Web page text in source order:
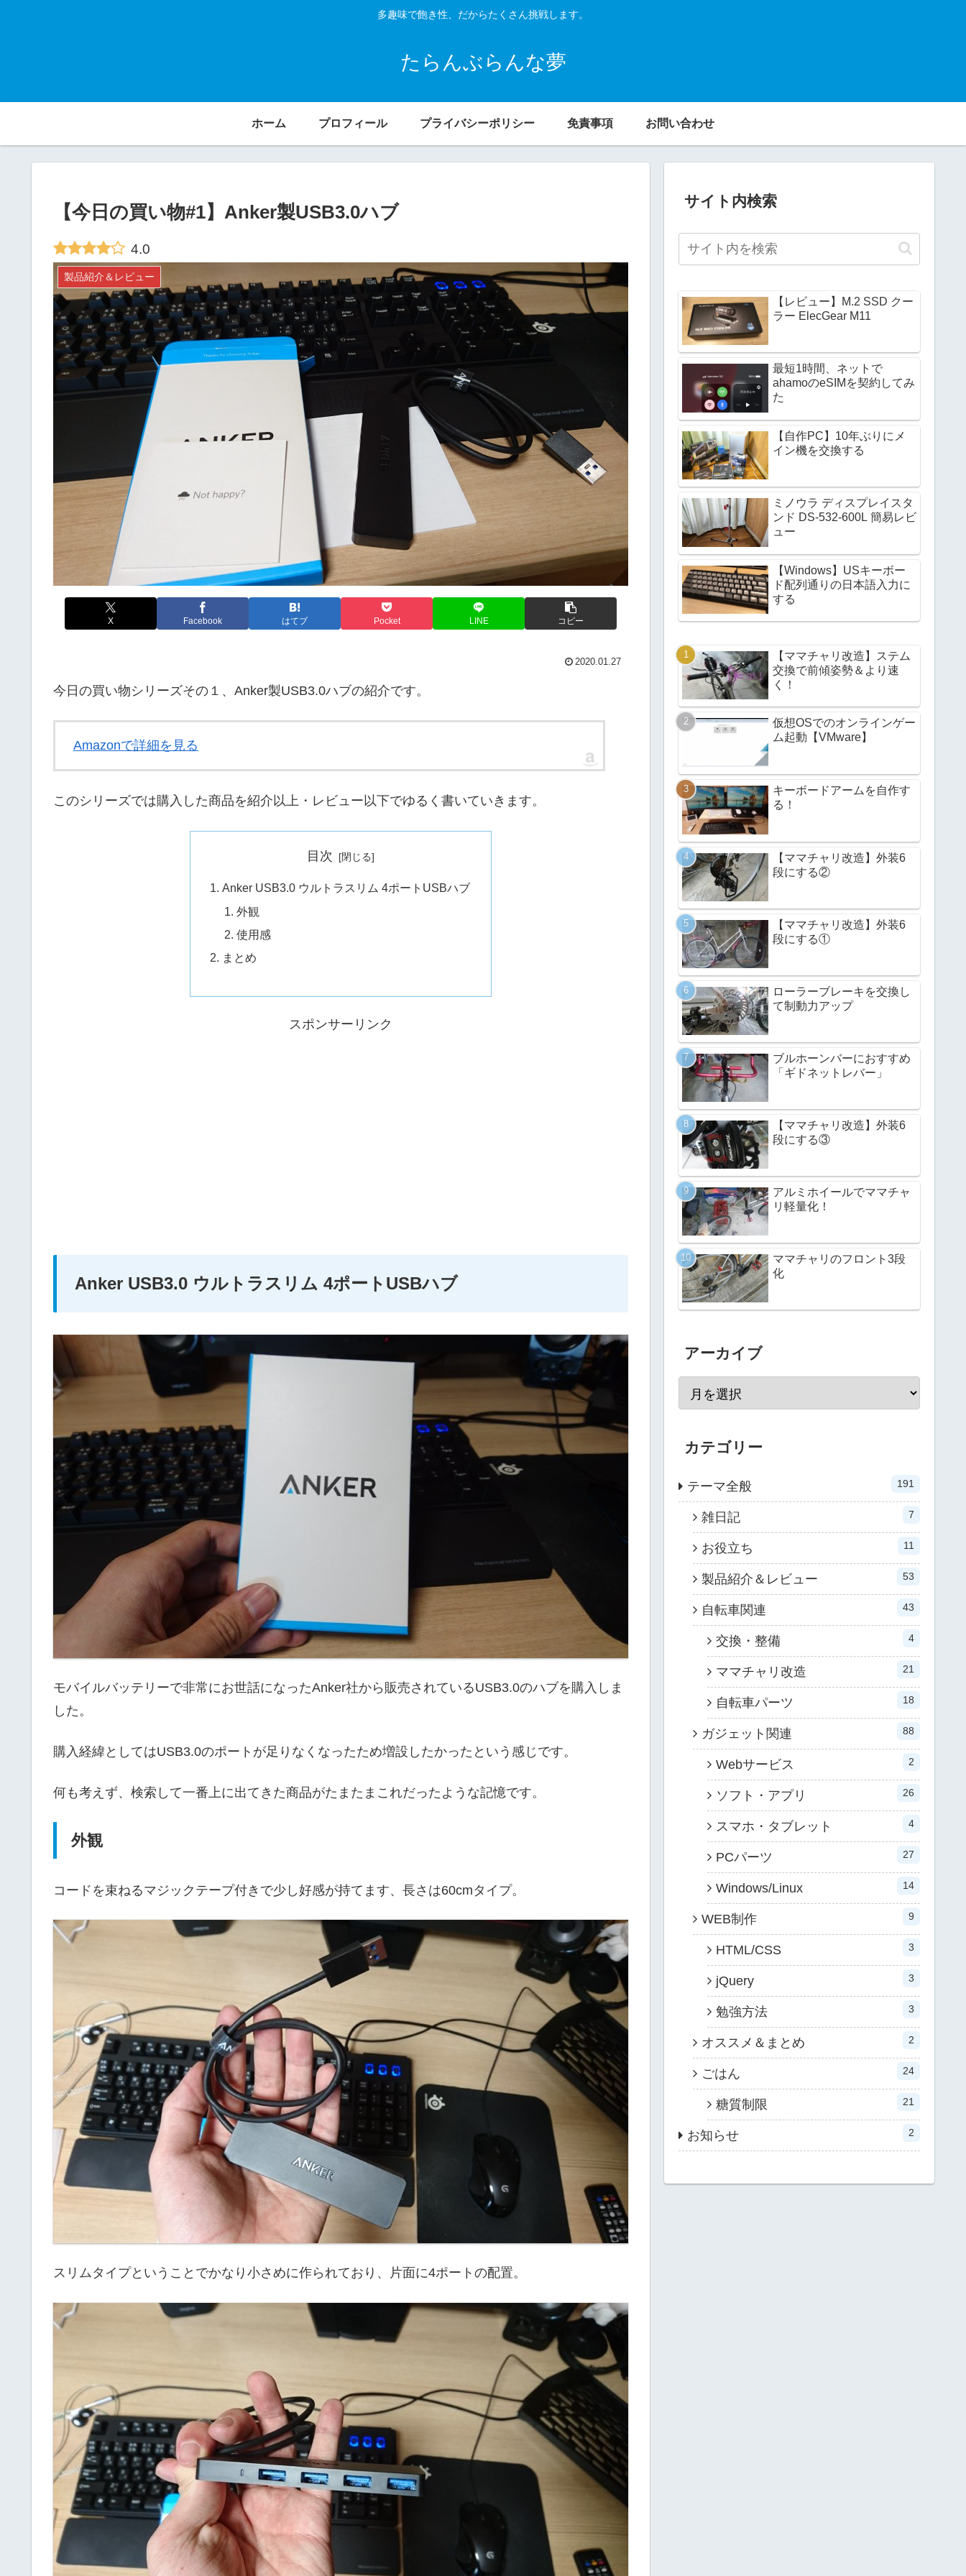
多趣味で飽き性、だからたくさん挑戦します。
たらんぶらんな夢
ホーム プロフィール プライバシーポリシー 免責事項 お問い合わせ
【今日の買い物#1】Anker製USB3.0ハブ
4.0
製品紹介＆レビュー
X Facebook はてブ Pocket LINE コピー
2020.01.27
今日の買い物シリーズその１、Anker製USB3.0ハブの紹介です。
Amazonで詳細を見る
このシリーズでは購入した商品を紹介以上・レビュー以下でゆるく書いていきます。
目次
Anker USB3.0 ウルトラスリム 4ポートUSBハブ
外観
使用感
まとめ
スポンサーリンク
Anker USB3.0 ウルトラスリム 4ポートUSBハブ
モバイルバッテリーで非常にお世話になったAnker社から販売されているUSB3.0のハブを購入しま
した。
購入経緯としてはUSB3.0のポートが足りなくなったため増設したかったという感じです。
何も考えず、検索して一番上に出てきた商品がたまたまこれだったような記憶です。
外観
コードを束ねるマジックテープ付きで少し好感が持てます、長さは60cmタイプ。
スリムタイプということでかなり小さめに作られており、片面に4ポートの配置。
サイト内検索
【レビュー】M.2 SSD クー
ラー ElecGear M11
最短1時間、ネットで
ahamoのeSIMを契約してみ
た
【自作PC】10年ぶりにメ
イン機を交換する
ミノウラ ディスプレイスタ
ンド DS-532-600L 簡易レビ
ュー
【Windows】USキーボー
ド配列通りの日本語入力に
する
【ママチャリ改造】ステム
交換で前傾姿勢＆より速
く！
仮想OSでのオンラインゲー
ム起動【VMware】
キーボードアームを自作す
る！
【ママチャリ改造】外装6
段にする②
【ママチャリ改造】外装6
段にする①
ローラーブレーキを交換し
て制動力アップ
ブルホーンバーにおすすめ
「ギドネットレバー」
【ママチャリ改造】外装6
段にする③
アルミホイールでママチャ
リ軽量化！
ママチャリのフロント3段
化
アーカイブ
カテゴリー
テーマ全般 191
雑日記 7
お役立ち 11
製品紹介＆レビュー 53
自転車関連 43
交換・整備 4
ママチャリ改造 21
自転車パーツ 18
ガジェット関連 88
Webサービス 2
ソフト・アプリ 26
スマホ・タブレット 4
PCパーツ 27
Windows/Linux 14
WEB制作 9
HTML/CSS 3
jQuery 3
勉強方法 3
オススメ＆まとめ 2
ごはん 24
糖質制限 21
お知らせ 2